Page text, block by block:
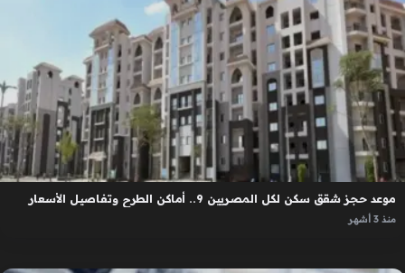
موعد حجز شقق سكن لكل المصريين 9.. أماكن الطرح وتفاصيل الأسعار
منذ 3 أشهر